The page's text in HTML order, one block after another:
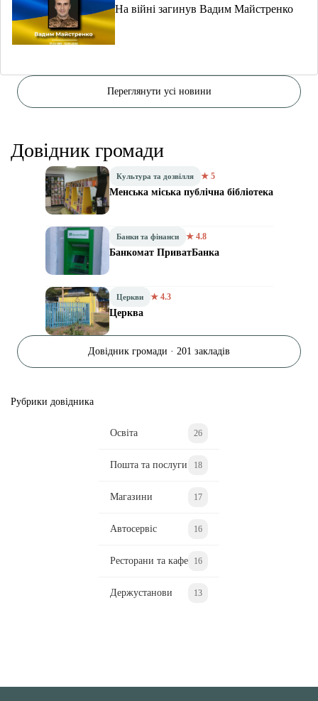
На війні загинув Вадим Майстренко
Переглянути усі новини
Довідник громади
Культура та дозвілля ★ 5
Менська міська публічна бібліотека
Банки та фінанси ★ 4.8
Банкомат ПриватБанка
Церкви ★ 4.3
Церква
Довідник громади · 201 закладів
Рубрики довідника
Освіта 26
Пошта та послуги 18
Магазини 17
Автосервіс 16
Ресторани та кафе 16
Держустанови 13